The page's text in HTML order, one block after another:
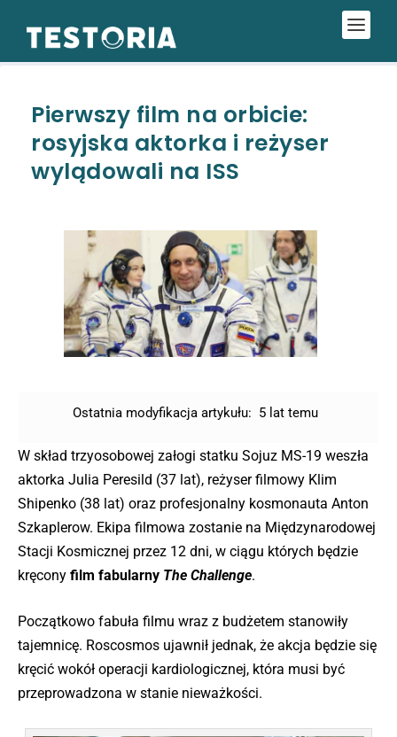
Pierwszy film na orbicie:
rosyjska aktorka i reżyser
wylądowali na ISS
Ostatnia modyfikacja artykułu: 5 lat temu
W skład trzyosobowej załogi statku Sojuz MS-19 weszła
aktorka Julia Peresild (37 lat), reżyser filmowy Klim
Shipenko (38 lat) oraz profesjonalny kosmonauta Anton
Szkaplerow. Ekipa filmowa zostanie na Międzynarodowej
Stacji Kosmicznej przez 12 dni, w ciągu których będzie
kręcony film fabularny The Challenge.
Początkowo fabuła filmu wraz z budżetem stanowiły
tajemnicę. Roscosmos ujawnił jednak, że akcja będzie się
kręcić wokół operacji kardiologicznej, która musi być
przeprowadzona w stanie nieważkości.